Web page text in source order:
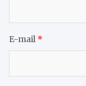
E-mail *